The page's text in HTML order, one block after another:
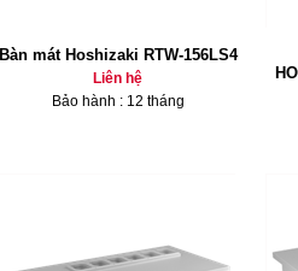
Bàn mát Hoshizaki RTW-156LS4
Liên hệ
Bảo hành : 12 tháng